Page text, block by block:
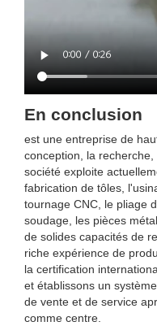
En conclusion
est une entreprise de
conception, la
société exploite
fabrication de tôles,
tournage CNC, le pliage
soudage, les pièces
de solides capacités de
riche expérience de
la certification
et établissons un
de vente et de service
comme centre.